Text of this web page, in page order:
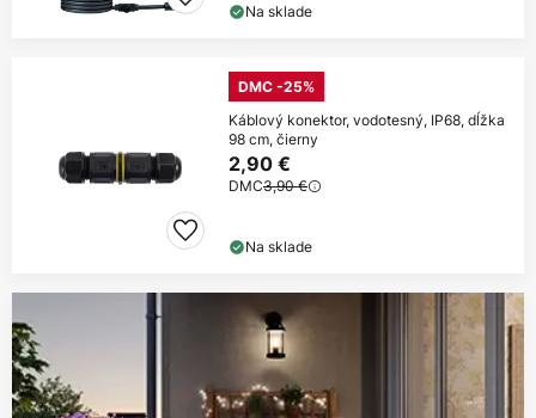
Na sklade
DMC -25%
Káblový konektor, vodotesný, IP68, dĺžka
98 cm, čierny
2,90 €
DMC3,90 €
Na sklade